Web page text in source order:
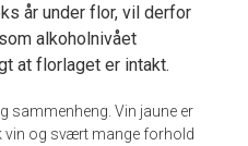
år under flor, vil derfor
alkoholnivået
at florlaget er intakt.
sammenheng. Vin jaune er
vin og svært mange forhold